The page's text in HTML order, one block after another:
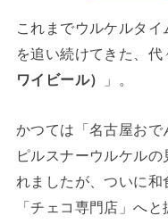
これまでウルケルタ
を追い続けてきた、代
ワイビール）
」。
かつては「名古屋おで
ピルスナーウルケル
れましたが、ついに
「チェコ専門店」へと